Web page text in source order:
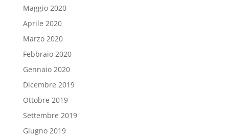
Maggio 2020
Aprile 2020
Marzo 2020
Febbraio 2020
Gennaio 2020
Dicembre 2019
Ottobre 2019
Settembre 2019
Giugno 2019